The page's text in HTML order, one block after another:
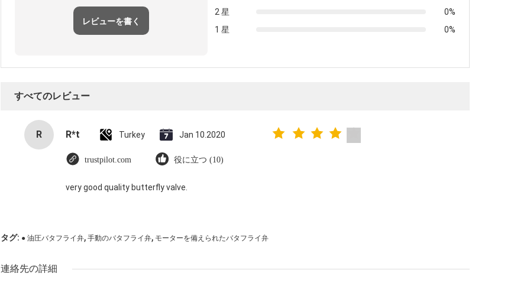
レビューを書く
2 星
0%
1 星
0%
すべてのレビュー
R R*t Turkey Jan 10.2020
trustpilot.com 役に立つ (10)
very good quality butterfly valve.
タグ: ● 油圧バタフライ弁, 手動のバタフライ弁, モーターを備えられたバタフライ弁
連絡先の詳細